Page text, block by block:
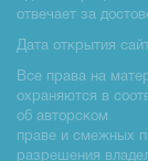
отвечает за
Дата открытия
Все права на
охраняются в
об авторском
праве и смежных
разрешения